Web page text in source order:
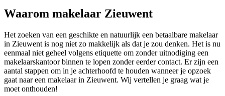
Waarom makelaar Zieuwent
Het zoeken van een geschikte en natuurlijk een betaalbare makelaar
in Zieuwent is nog niet zo makkelijk als dat je zou denken. Het is nu
eenmaal niet geheel volgens etiquette om zonder uitnodiging een
makelaarskantoor binnen te lopen zonder eerder contact. Er zijn een
aantal stappen om in je achterhoofd te houden wanneer je opzoek
gaat naar een makelaar in Zieuwent. Wij vertellen je graag wat je
moet onthouden!